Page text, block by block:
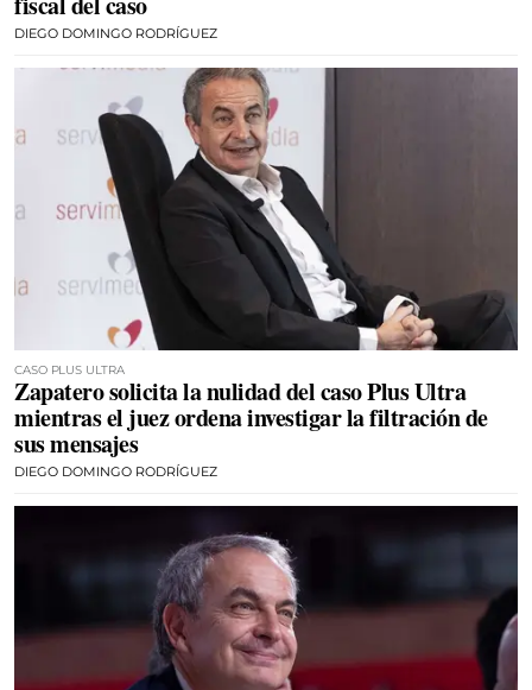
DIEGO DOMINGO RODRÍGUEZ
CASO PLUS ULTRA
Zapatero solicita la nulidad del caso Plus Ultra
mientras el juez ordena investigar la filtración de
sus mensajes
DIEGO DOMINGO RODRÍGUEZ